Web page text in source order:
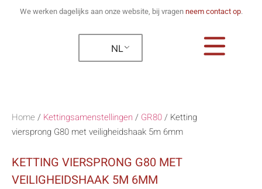
We werken dagelijks aan onze website, bij vragen neem contact op.
NL
Home / Kettingsamenstellingen / GR80/ Ketting
viersprong G80 met veiligheidshaak 5m 6mm
KETTING VIERSPRONG G80 MET
VEILIGHEIDSHAAK 5M 6MM